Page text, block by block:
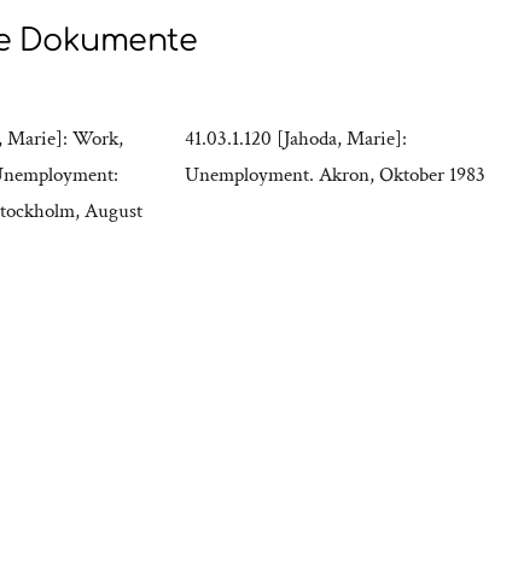
Dokumente
Marie]: Work,
August
41.03.1.120 [Jahoda, Marie]:
Unemployment. Akron, Oktober 1983